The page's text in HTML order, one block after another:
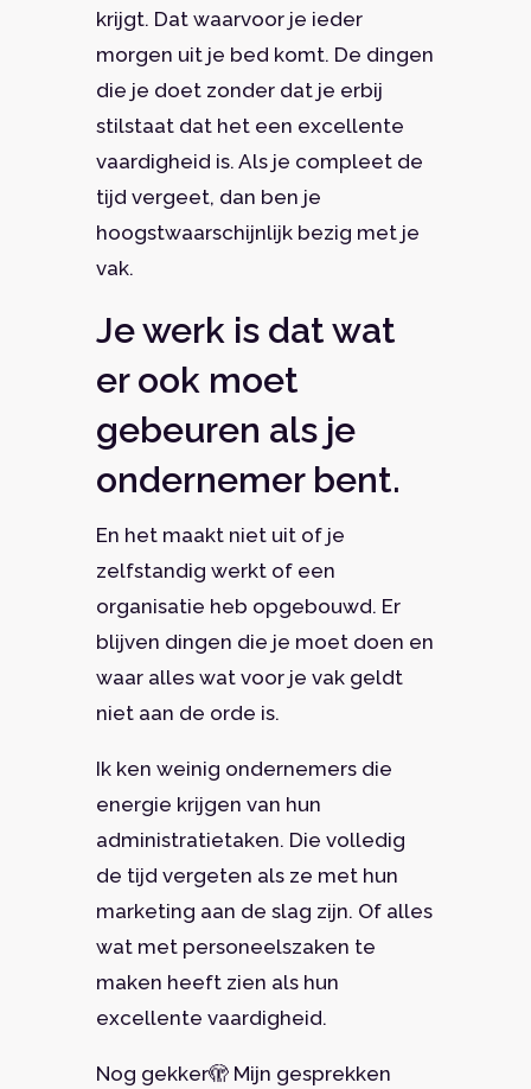
krijgt. Dat waarvoor je ieder
morgen uit je bed komt. De dingen
die je doet zonder dat je erbij
stilstaat dat het een excellente
vaardigheid is. Als je compleet de
tijd vergeet, dan ben je
hoogstwaarschijnlijk bezig met je
vak.
Je werk is dat wat
er ook moet
gebeuren als je
ondernemer bent.
En het maakt niet uit of je
zelfstandig werkt of een
organisatie heb opgebouwd. Er
blijven dingen die je moet doen en
waar alles wat voor je vak geldt
niet aan de orde is.
Ik ken weinig ondernemers die
energie krijgen van hun
administratietaken. Die volledig
de tijd vergeten als ze met hun
marketing aan de slag zijn. Of alles
wat met personeelszaken te
maken heeft zien als hun
excellente vaardigheid.
Nog gekker🫣 Mijn gesprekken